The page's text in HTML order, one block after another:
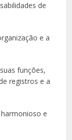
de
e a
funções,
registros e a
e